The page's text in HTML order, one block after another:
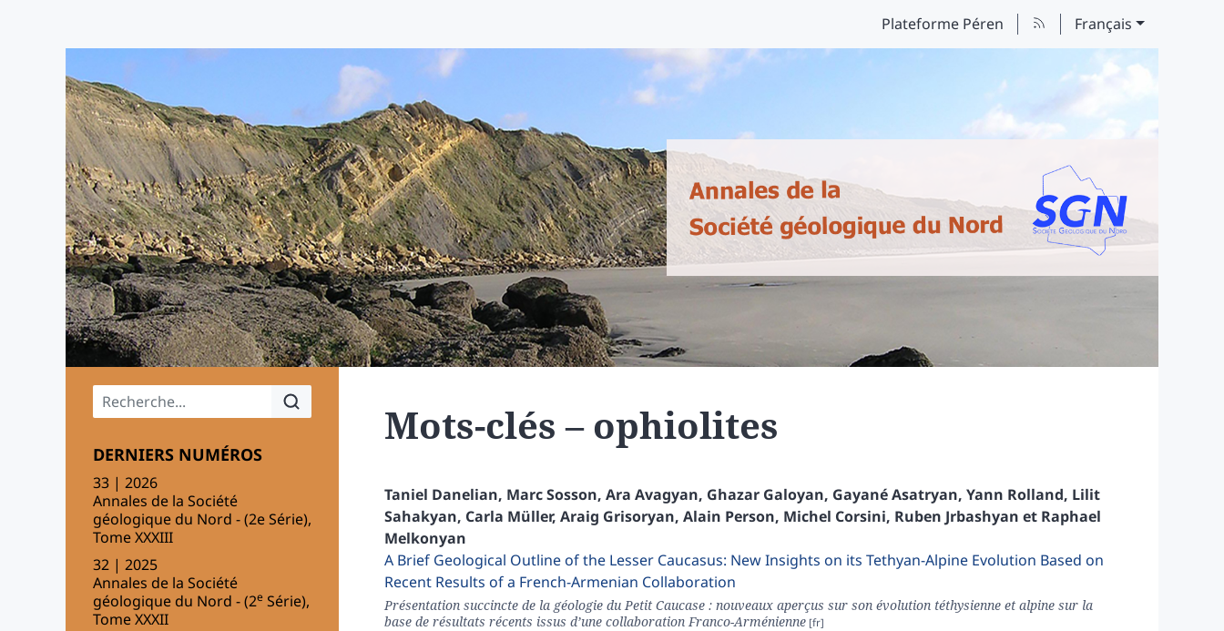
Plateforme Péren Français
Menu principal
DERNIERS NUMÉROS
33 | 2026
Annales de la Société
géologique du Nord - (2e Série),
Tome XXXIII
32 | 2025
Annales de la Société
géologique du Nord - (2e Série),
Tome XXXII
Mots-clés – ophiolites
Taniel Danelian, MarcSosson, Ara Avagyan, Ghazar Galoyan, GayanéAsatryan, Yann Rolland, Lilit
Sahakyan, Carla Müller, Araig Grisoryan, Alain Person, Michel Corsini, Ruben Jrbashyan et Raphael
Melkonyan
A Brief Geological Outline of the Lesser Caucasus: New Insights on its Tethyan-Alpine Evolution Based on
Recent Results of a French-Armenian Collaboration
Présentation succincte de la géologie du Petit Caucase : nouveaux aperçus sur son évolution téthysienne et alpine sur la
base de résultats récents issus d’une collaboration Franco-Arménienne